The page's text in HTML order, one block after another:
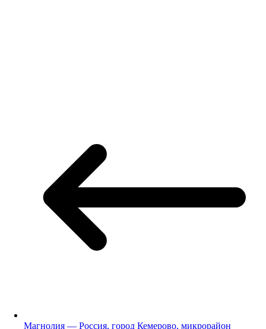
Магнолия — Россия, город Кемерово, микрорайон